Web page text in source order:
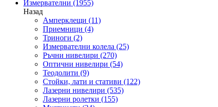
Измервателни (1955)
Назад
Амперклещи (11)
Приемници (4)
Триноги (2)
Измервателни колела (25)
Ръчни нивелири (270)
Оптични нивелири (54)
Теодолити (9)
Стойки, лати и стативи (122)
Лазерни нивелири (535)
Лазерни ролетки (155)